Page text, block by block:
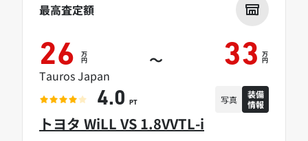
トヨタ WiLL VS 1.8VVTL-i
最高査定額
26 万
円 ～ 33 万
円
Tauros Japan
4.0 PT 写真
装備
情報